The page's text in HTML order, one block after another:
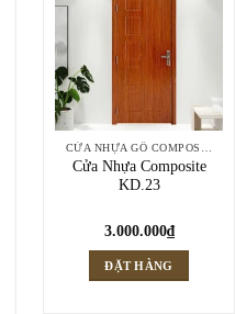
Cửa Nhựa Composite
KD.23
3.000.000₫
ĐẶT HÀNG